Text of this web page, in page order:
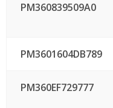
PM360839509A0
PM3601604DB789
PM360EF729777